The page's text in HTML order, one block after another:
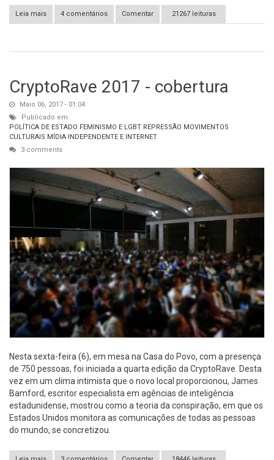
Leia mais sobre Cracolândia: Violência de Estado a favor da gentrificação.
4 comentários Comentar 21267 leituras
CryptoRave 2017 - cobertura
Maio 06, 2017 - 01:04
Publicado em:
POLÍTICA DE ESTADO FEMINISMO E LGBT REPRESSÃO MOVIMENTOS
CULTURAIS MÍDIA INDEPENDENTE E INTERNET
3 comments
Nesta sexta-feira (6), em mesa na Casa do Povo, com a presença
de 750 pessoas, foi iniciada a quarta edição da CryptoRave. Desta
vez em um clima intimista que o novo local proporcionou, James
Bamford, escritor especialista em agências de inteligência
estadunidense, mostrou como a teoria da conspiração, em que os
Estados Unidos monitora as comunicações de todas as pessoas
do mundo, se concretizou.